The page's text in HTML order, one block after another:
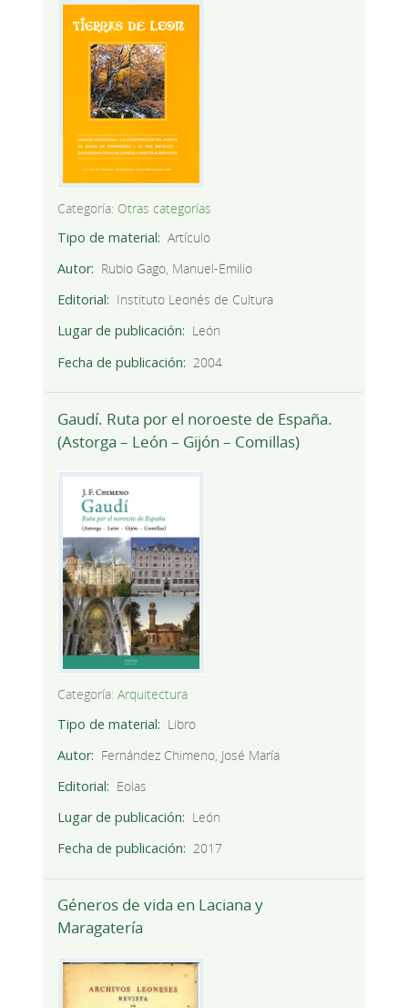
Categoría: Otras categorías
Tipo de material
Artículo
Autor
Rubio Gago, Manuel-Emilio
Editorial
Instituto Leonés de Cultura
Lugar de publicación
León
Fecha de publicación
2004
Gaudí. Ruta por el noroeste de España.
(Astorga – León – Gijón – Comillas)
Categoría: Arquitectura
Tipo de material
Libro
Autor
Fernández Chimeno, José María
Editorial
Eolas
Lugar de publicación
León
Fecha de publicación
2017
Géneros de vida en Laciana y
Maragatería